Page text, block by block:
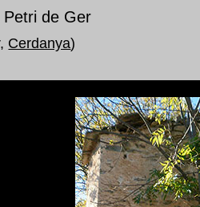
Petri de Ger
Cerdanya)